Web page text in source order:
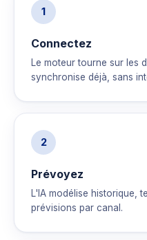
1
Connectez
Le moteur tourne sur les
synchronise déjà, sans
2
Prévoyez
L'IA modélise historique,
prévisions par canal.